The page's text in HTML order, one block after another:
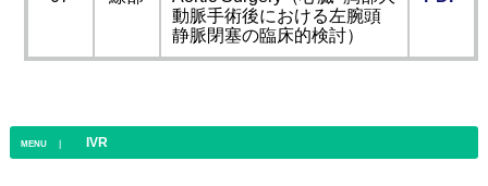
動脈手術後における左腕頭
静脈閉塞の臨床的検討）
MENU ｜ IVR